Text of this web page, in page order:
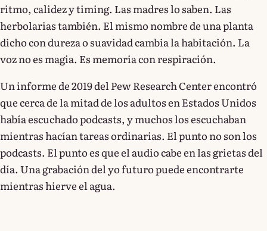
ritmo, calidez y timing. Las madres lo saben. Las
herbolarias también. El mismo nombre de una planta
dicho con dureza o suavidad cambia la habitación. La
voz no es magia. Es memoria con respiración.
Un informe de 2019 del Pew Research Center encontró
que cerca de la mitad de los adultos en Estados Unidos
había escuchado podcasts, y muchos los escuchaban
mientras hacían tareas ordinarias. El punto no son los
podcasts. El punto es que el audio cabe en las grietas del
día. Una grabación del yo futuro puede encontrarte
mientras hierve el agua.